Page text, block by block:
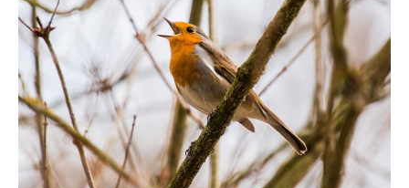
symbolika
sna